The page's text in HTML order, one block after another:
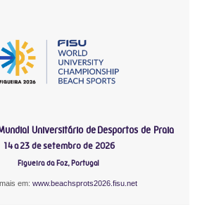
Universitário de Desportos de Praia
14 a 23 de setembro de 2026
Figueira da Foz, Portugal
em:www.beachsprots2026.fisu.net